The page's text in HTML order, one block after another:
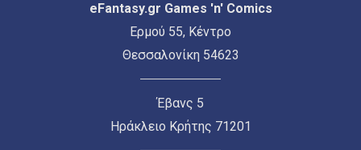
eFantasy.gr Games 'n' Comics
Ερμού 55, Κέντρο
Θεσσαλονίκη 54623
Έβανς 5
Ηράκλειο Κρήτης 71201